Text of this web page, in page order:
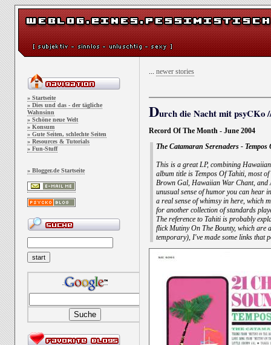
» Startseite
» Dies und das - der tägliche
Wahnsinn
» Schöne neue Welt
» Konsum
» Gute Seiten, schlechte Seiten
» Resources & Tutorials
» Fun-Stuff
» Blogger.de Startseite
... newer stories
Durch die Nacht mit psyCKo
Record Of The Month - June 2004
The Catamaran Serenaders - Tempos
This is a great LP, combining
album title is Tempos Of Tahiti, most
Brown Gal, Hawaiian War Chant, and
unusual sense of humor you can hear
a real sense of whimsy in here, which
for another collection of standards
The reference to Tahiti is probably
flick Mutiny On The Bounty, which are
temporary), I've made some links that